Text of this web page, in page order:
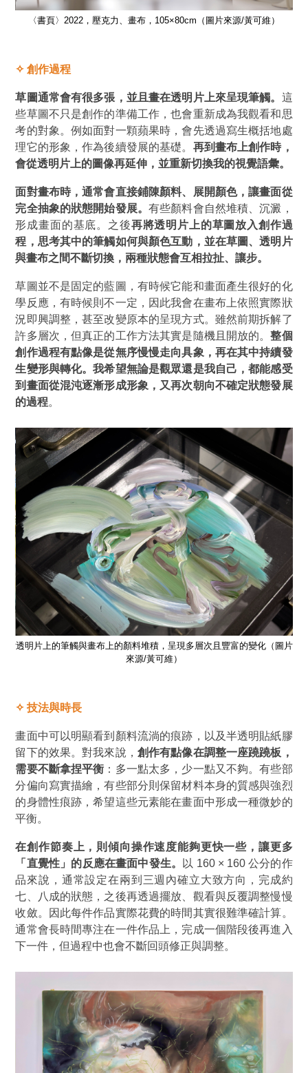
〈書頁〉2022，壓克力、畫布，105×80cm（圖片來源/黃可維）
✧創作過程
草圖通常會有很多張，並且畫在透明片上來呈現筆觸。 這
些草圖不只是創作的準備工作，也會重新成為我觀看和思
考的對象。例如面對一顆蘋果時，會先透過寫生概括地處
理它的形象，作為後續發展的基礎。 再到畫布上創作時，
會從透明片上的圖像再延伸，並重新切換我的視覺語彙。
面對畫布時，通常會直接鋪陳顏料、展開顏色，讓畫面從
完全抽象的狀態開始發展。 有些顏料會自然堆積、沉澱，
形成畫面的基底。之後再將透明片上的草圖放入創作過
程，思考其中的筆觸如何與顏色互動，並在草圖、透明片
與畫布之間不斷切換，兩種狀態會互相拉扯、讓步。
草圖並不是固定的藍圖，有時候它能和畫面產生很好的化
學反應，有時候則不一定，因此我會在畫布上依照實際狀
況即興調整，甚至改變原本的呈現方式。雖然前期拆解了
許多層次，但真正的工作方法其實是隨機且開放的。整個
創作過程有點像是從無序慢慢走向具象，再在其中持續發
生變形與轉化。我希望無論是觀眾還是我自己，都能感受
到畫面從混沌逐漸形成形象，又再次朝向不確定狀態發展
的過程。
片透明片上的筆觸與畫布上的顏料堆積，呈現多層次且豐富的變化（圖片
來源/黃可維）
透
✧技法與時長
畫面中可以明顯看到顏料流淌的痕跡，以及半透明貼紙膠
留下的效果。對我來說， 創作有點像在調整一座蹺蹺板，
需要不斷拿捏平衡 ：多一點太多，少一點又不夠。有些部
分偏向寫實描繪，有些部分則保留材料本身的質感與強烈
的身體性痕跡，希望這些元素能在畫面中形成一種微妙的
平衡。
在創作節奏上，則傾向操作速度能夠更快一些，讓更多
「直覺性」 的反應在畫面中發生。
以 160 × 160 公分的作
品來說，通常設定在兩到三週內確立大致方向，完成約
七、八成的狀態，之後再透過擺放、觀看與反覆調整慢慢
收斂。因此每件作品實際花費的時間其實很難準確計算。
通常會長時間專注在一件作品上，完成一個階段後再進入
下一件，但過程中也會不斷回頭修正與調整。